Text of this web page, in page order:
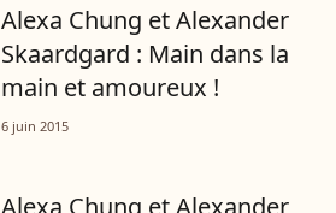
à nos amies stars.
Alexa Chung et Alexander
Skaardgard : Main dans la
main et amoureux !
6 juin 2015